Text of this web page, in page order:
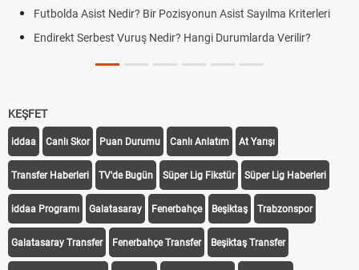
Futbolda Asist Nedir? Bir Pozisyonun Asist Sayılma Kriterleri
Endirekt Serbest Vuruş Nedir? Hangi Durumlarda Verilir?
KEŞFET
iddaa Canlı Skor Puan Durumu Canlı Anlatım At Yarışı
Transfer Haberleri TV'de Bugün Süper Lig Fikstür Süper Lig Haberleri
iddaa Programı Galatasaray Fenerbahçe Beşiktaş Trabzonspor
Galatasaray Transfer Fenerbahçe Transfer Beşiktaş Transfer